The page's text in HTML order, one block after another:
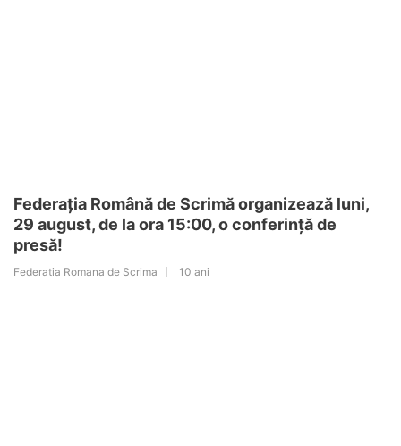
Federația Română de Scrimă organizează luni,
29 august, de la ora 15:00, o conferință de
presă!
Federatia Romana de Scrima 10 ani